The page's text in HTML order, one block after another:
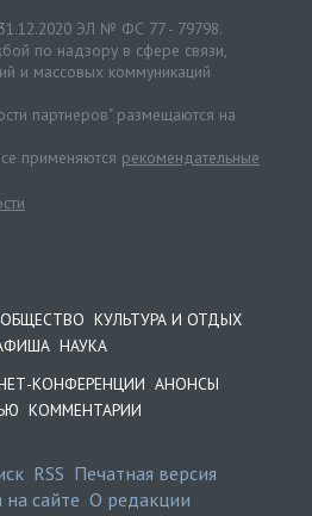
ЭЛ № ФС 77 - 79798.
по надзору в сфере связи,
и массовых коммуникаций
партнеров" размещаются на
применяются рекомендательные
ОБЩЕСТВО КУЛЬТУРА И ОТДЫХ
НАУКА
КОНФЕРЕНЦИИ АНОНСЫ
КОММЕНТАРИИ
RSS Печатная версия
сайте О редакции